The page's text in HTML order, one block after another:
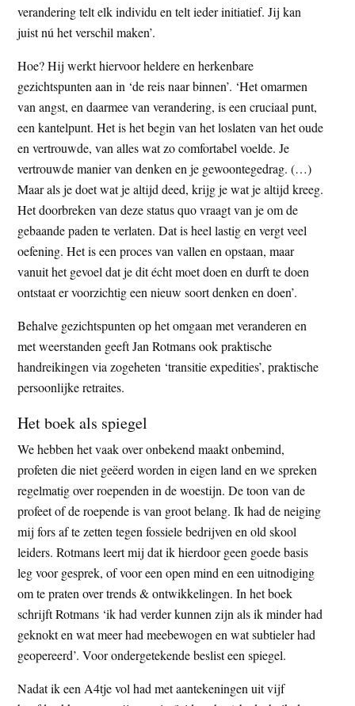
verandering telt elk individu en telt ieder initiatief. Jij kan
juist nú het verschil maken’.
Hoe? Hij werkt hiervoor heldere en herkenbare
gezichtspunten aan in ‘de reis naar binnen’. ‘Het omarmen
van angst, en daarmee van verandering, is een cruciaal punt,
een kantelpunt. Het is het begin van het loslaten van het oude
en vertrouwde, van alles wat zo comfortabel voelde. Je
vertrouwde manier van denken en je gewoontegedrag. (…)
Maar als je doet wat je altijd deed, krijg je wat je altijd kreeg.
Het doorbreken van deze status quo vraagt van je om de
gebaande paden te verlaten. Dat is heel lastig en vergt veel
oefening. Het is een proces van vallen en opstaan, maar
vanuit het gevoel dat je dit écht moet doen en durft te doen
ontstaat er voorzichtig een nieuw soort denken en doen’.
Behalve gezichtspunten op het omgaan met veranderen en
met weerstanden geeft Jan Rotmans ook praktische
handreikingen via zogeheten ‘transitie expedities’, praktische
persoonlijke retraites.
Het boek als spiegel
We hebben het vaak over onbekend maakt onbemind,
profeten die niet geëerd worden in eigen land en we spreken
regelmatig over roependen in de woestijn. De toon van de
profeet of de roepende is van groot belang. Ik had de neiging
mij fors af te zetten tegen fossiele bedrijven en old skool
leiders. Rotmans leert mij dat ik hierdoor geen goede basis
leg voor gesprek, of voor een open mind en een uitnodiging
om te praten over trends & ontwikkelingen. In het boek
schrijft Rotmans ‘ik had verder kunnen zijn als ik minder had
geknokt en wat meer had meebewogen en wat subtieler had
geopereerd’. Voor ondergetekende beslist een spiegel.
Nadat ik een A4tje vol had met aantekeningen uit vijf